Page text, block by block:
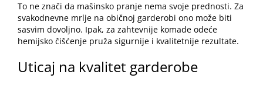
To ne znači da mašinsko pranje nema svoje prednosti. Za
svakodnevne mrlje na običnoj garderobi ono može biti
sasvim dovoljno. Ipak, za zahtevnije komade odeće
hemijsko čišćenje pruža sigurnije i kvalitetnije rezultate.
Uticaj na kvalitet garderobe